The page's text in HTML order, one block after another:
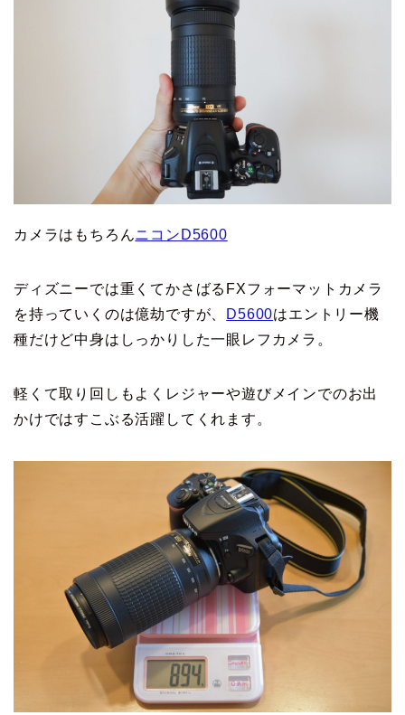
カメラはもちろんニコンD5600
ディズニーでは重くてかさばるFXフォーマットカメラ
を持っていくのは億劫ですが、
D5600はエントリー機
種だけど中身はしっかりした一眼レフカメラ。
軽くて取り回しもよくレジャーや遊びメインでのお出
かけではすこぶる活躍してくれます。